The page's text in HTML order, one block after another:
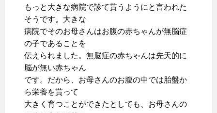
もっと大きな病院で診て貰うようにと言われた
そうです。大きな
病院でそのお母さんはお腹の赤ちゃんが無脳症
の子であることを
伝えられました。無脳症の赤ちゃんは先天的に
脳が無い赤ちゃん
です。だから、お母さんのお腹の中では胎盤か
ら栄養を貰って
大きく育つことができたとしても、お母さんの